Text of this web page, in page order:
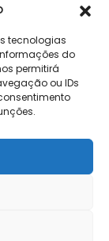
tecnologias
do
permitirá
ou IDs
reservados.